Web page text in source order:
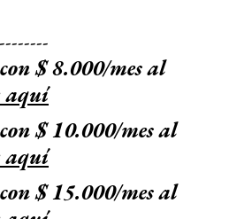
$ 8.000/mes al
aquí
$ 10.000/mes al
aquí
$ 15.000/mes al